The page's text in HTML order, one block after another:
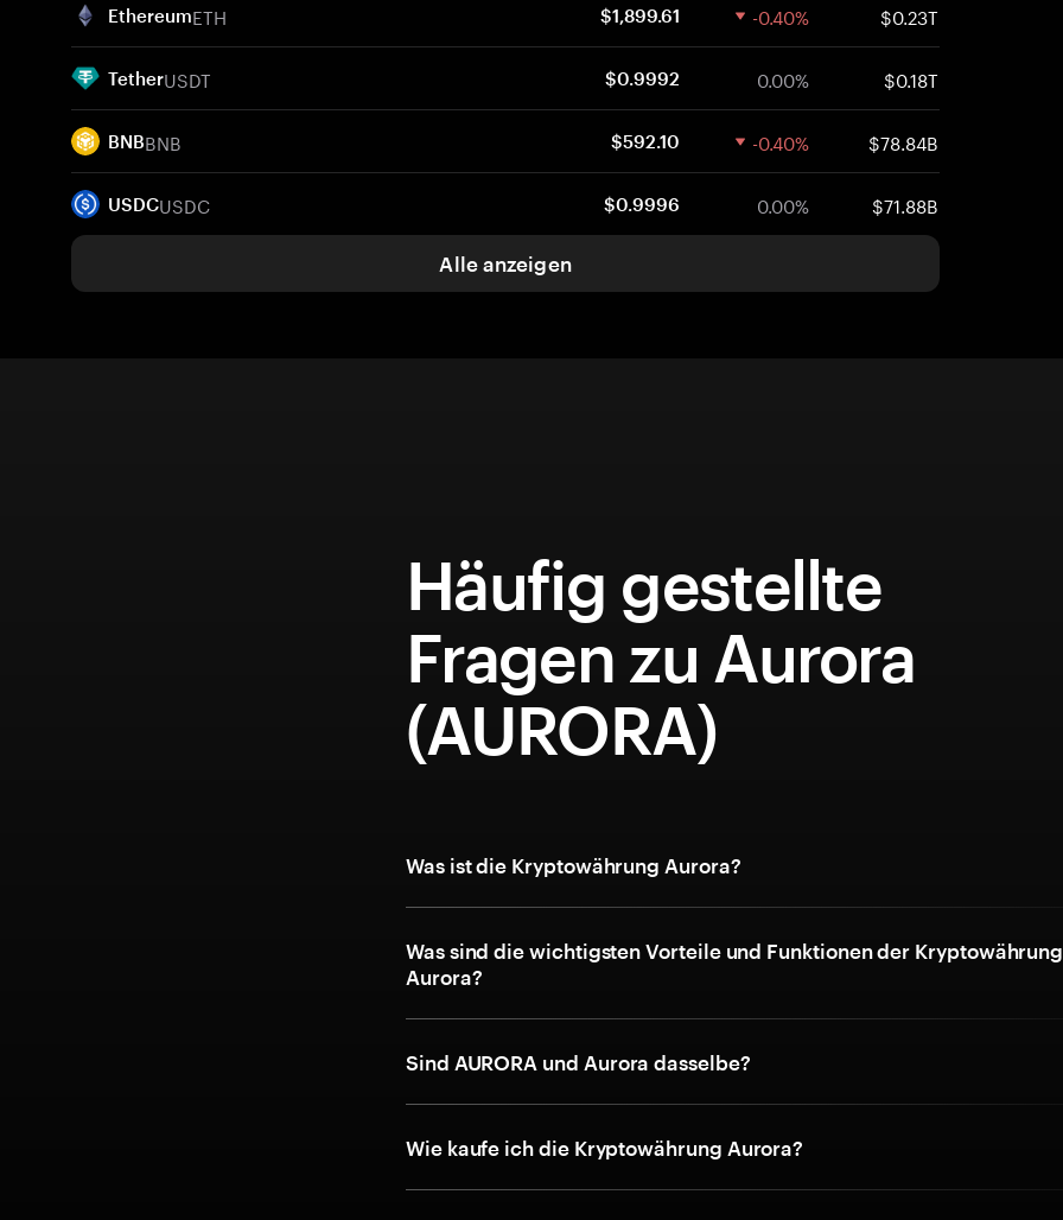
EthereumETH $1,899.61 -0.40% $0.23T
TetherUSDT $0.9992 0.00% $0.18T
BNBBNB $592.10 -0.40% $78.84B
USDCUSDC $0.9996 0.00% $71.88B
Alle anzeigen
Häufig gestellte
Fragen zu Aurora
(AURORA)
Was ist die Kryptowährung Aurora?
Was sind die wichtigsten Vorteile und Funktionen der Kryptowährung
Aurora?
Sind AURORA und Aurora dasselbe?
Wie kaufe ich die Kryptowährung Aurora?